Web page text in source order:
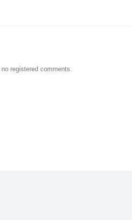
no registered comments.